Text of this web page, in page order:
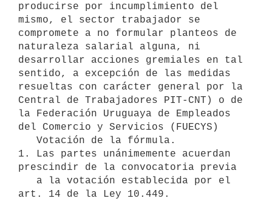
producirse por incumplimiento del
mismo, el sector trabajador se
compromete a no formular planteos de
naturaleza salarial alguna, ni
desarrollar acciones gremiales en tal
sentido, a excepción de las medidas
resueltas con carácter general por la
Central de Trabajadores PIT-CNT) o de
la Federación Uruguaya de Empleados
del Comercio y Servicios (FUECYS)
1. Las partes unánimemente acuerdan
prescindir de la convocatoria previa
art. 14 de la Ley 10.449.